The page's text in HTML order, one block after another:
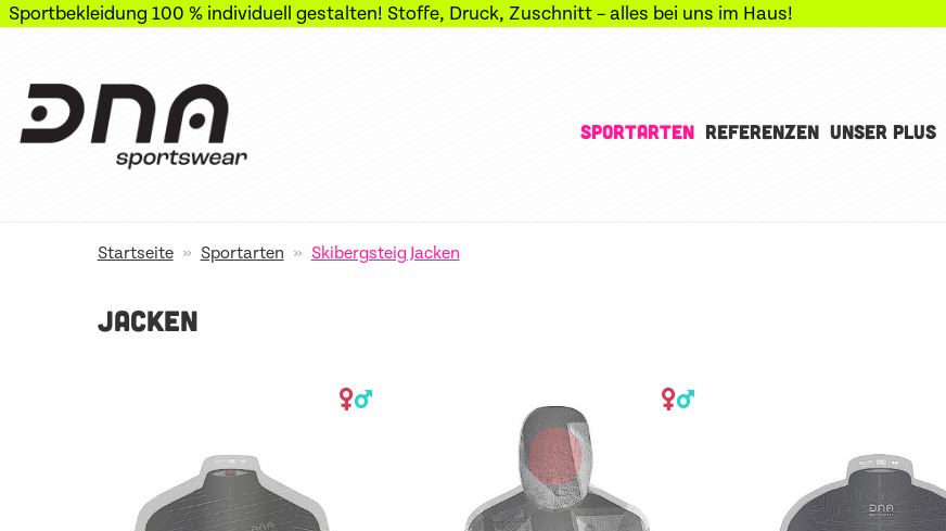
100 % individuell gestalten! Stoffe, Druck, Zuschnitt – alles bei uns im Haus!
SPORTARTEN REFERENZEN UNSER PLUS
Startseite » Sportarten » Skibergsteig Jacken
JACKEN